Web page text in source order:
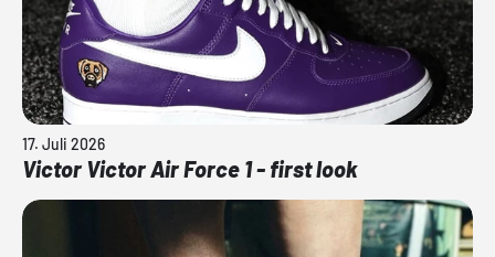
17. Juli 2026
Victor Victor Air Force 1 - first look